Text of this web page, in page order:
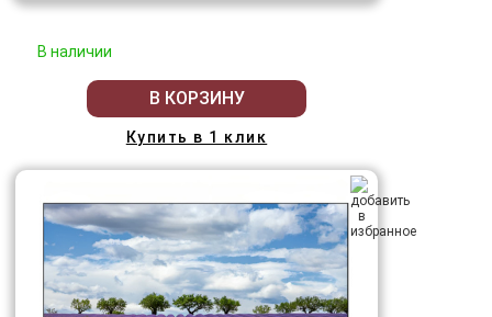
В наличии
В КОРЗИНУ
Купить в 1 клик